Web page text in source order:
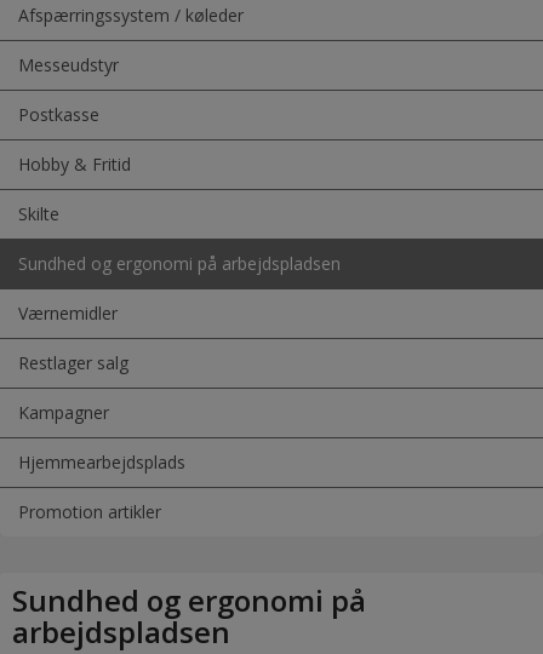
Afspærringssystem / køleder
Messeudstyr
Postkasse
Hobby & Fritid
Skilte
Sundhed og ergonomi på arbejdspladsen
Værnemidler
Restlager salg
Kampagner
Hjemmearbejdsplads
Promotion artikler
Sundhed og ergonomi på
arbejdspladsen